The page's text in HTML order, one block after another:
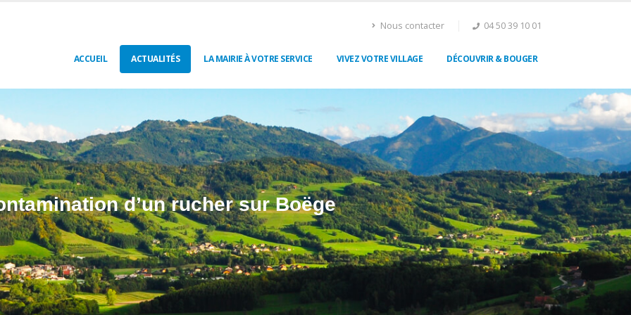
Nous contacter 04 50 39 10 01
ACCUEIL ACTUALITÉS LA MAIRIE À VOTRE SERVICE VIVEZ VOTRE VILLAGE DÉCOUVRIR & BOUGER
d’un rucher sur Boëge